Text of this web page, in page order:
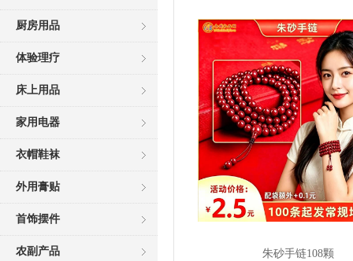
厨房用品
体验理疗
床上用品
家用电器
衣帽鞋袜
外用膏贴
首饰摆件
农副产品 朱砂手链108颗